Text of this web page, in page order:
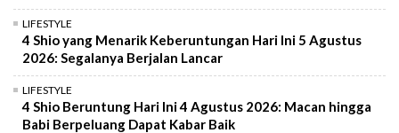
LIFESTYLE
4 Shio yang Menarik Keberuntungan Hari Ini 5 Agustus
2026: Segalanya Berjalan Lancar
LIFESTYLE
4 Shio Beruntung Hari Ini 4 Agustus 2026: Macan hingga
Babi Berpeluang Dapat Kabar Baik